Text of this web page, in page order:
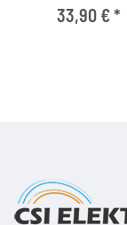
(MD98097)
33,90 €*